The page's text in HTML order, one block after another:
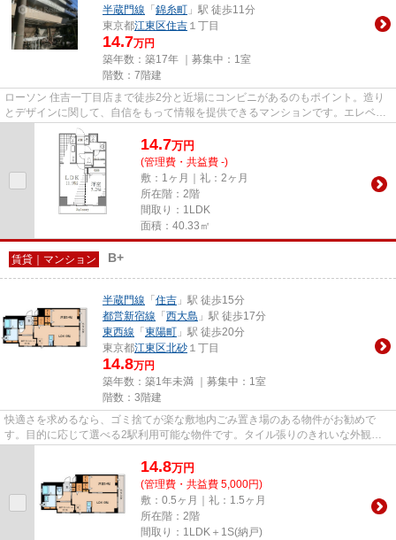
半蔵門線 「 錦糸町 」駅 徒歩11分
東京都江東区住吉 １丁目
14.7万円
築年数：築17年 ｜募集中： 1室
階数：7階建
ローソン 住吉一丁目店まで徒歩2分と近場にコンビニがあるのもポイント。造り
とデザインに関して、自信をもって情報を提供できるマンションです。エレベー
ターがある物件です。駅まで3...
14.7万円
(管理費・共益費 -)
敷：1ヶ月｜礼：2ヶ月
所在階：2階
間取り：1LDK
面積：40.33㎡
賃貸｜マンション B+
半蔵門線 「 住吉 」駅 徒歩15分
都営新宿線 「 西大島 」駅 徒歩17分
東西線 「 東陽町 」駅 徒歩20分
東京都江東区北砂 １丁目
14.8万円
築年数：築1年未満 ｜募集中： 1室
階数：3階建
快適さを求めるなら、ゴミ捨てが楽な敷地内ごみ置き場のある物件がお勧めで
す。目的に応じて選べる2駅利用可能な物件です。タイル張りのきれいな外観も
14.8万円
(管理費・共益費 5,000円)
敷：0.5ヶ月｜礼：1.5ヶ月
所在階：2階
間取り：1LDK＋1S(納戸)